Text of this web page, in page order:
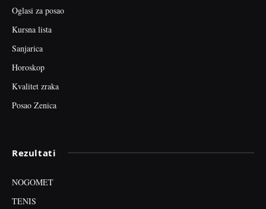
Oglasi za posao
Kursna lista
Sanjarica
Horoskop
Kvalitet zraka
Posao Zenica
Rezultati
NOGOMET
TENIS